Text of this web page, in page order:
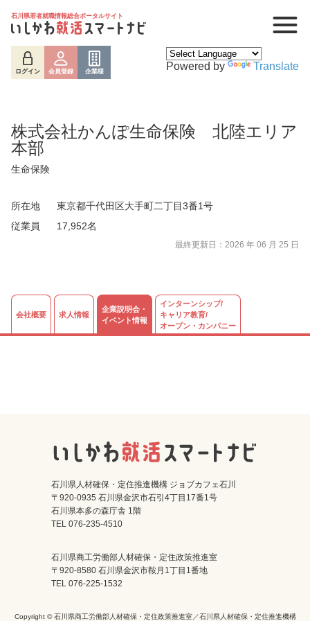
石川県若者就職情報総合ポータルサイト
ログイン 会員登録 企業様 Powered by Translate
株式会社かんぽ生命保険 北陸エリア
本部
生命保険
所在地
東京都千代田区大手町二丁目3番1号
従業員
17,952名
最終更新日：2026 年 06 月 25 日
会社概要 求人情報
企業説明会・
イベント情報
インターンシップ/
キャリア教育/
オープン・カンパニー
石川県人材確保・定住推進機構 ジョブカフェ石川
〒920-0935 石川県金沢市石引4丁目17番1号
石川県本多の森庁舎 1階
TEL 076-235-4510
石川県商工労働部人材確保・定住政策推進室
〒920-8580 石川県金沢市鞍月1丁目1番地
TEL 076-225-1532
Copyright © 石川県商工労働部人材確保・定住政策推進室／石川県人材確保・定住推進機構